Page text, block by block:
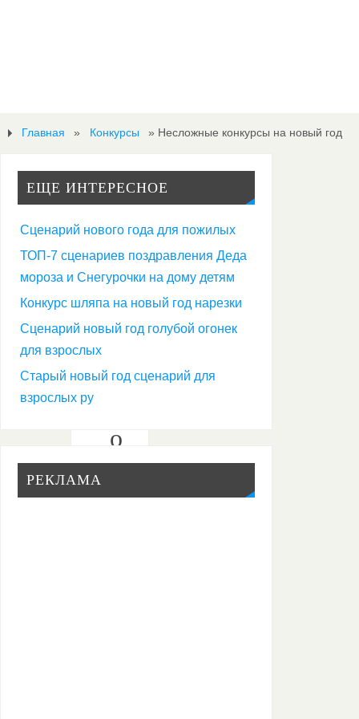
Главная » Конкурсы » Несложные конкурсы на новый год
Н
е
с
о
ж
н
ЕЩЕ ИНТЕРЕСНОЕ
Сценарий нового года для пожилых
ТОП-7 сценариев поздравления Деда
мороза и Снегурочки на дому детям
Конкурс шляпа на новый год нарезки
Сценарий новый год голубой огонек
для взрослых
Старый новый год сценарий для
взрослых ру
РЕКЛАМА